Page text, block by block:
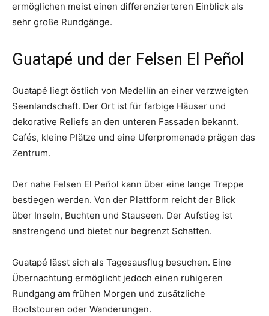
ermöglichen meist einen differenzierteren Einblick als
sehr große Rundgänge.
Guatapé und der Felsen El Peñol
Guatapé liegt östlich von Medellín an einer verzweigten
Seenlandschaft. Der Ort ist für farbige Häuser und
dekorative Reliefs an den unteren Fassaden bekannt.
Cafés, kleine Plätze und eine Uferpromenade prägen das
Zentrum.
Der nahe Felsen El Peñol kann über eine lange Treppe
bestiegen werden. Von der Plattform reicht der Blick
über Inseln, Buchten und Stauseen. Der Aufstieg ist
anstrengend und bietet nur begrenzt Schatten.
Guatapé lässt sich als Tagesausflug besuchen. Eine
Übernachtung ermöglicht jedoch einen ruhigeren
Rundgang am frühen Morgen und zusätzliche
Bootstouren oder Wanderungen.